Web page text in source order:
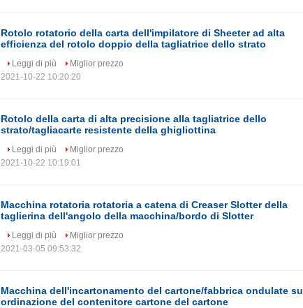
Rotolo rotatorio della carta dell'impilatore di Sheeter ad alta
efficienza del rotolo doppio della tagliatrice dello strato
Leggi di più
Miglior prezzo
2021-10-22 10:20:20
Rotolo della carta di alta precisione alla tagliatrice dello
strato/tagliacarte resistente della ghigliottina
Leggi di più
Miglior prezzo
2021-10-22 10:19:01
Macchina rotatoria rotatoria a catena di Creaser Slotter della
taglierina dell'angolo della macchina/bordo di Slotter
Leggi di più
Miglior prezzo
2021-03-05 09:53:32
Macchina dell'incartonamento del cartone/fabbrica ondulate su
ordinazione del contenitore cartone del cartone